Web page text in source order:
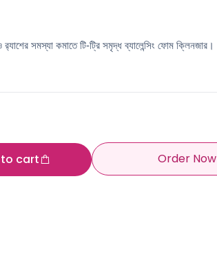
সমস্যা কমাতে টি-ট্রি সমৃদ্ধ ব্যালেন্সিং ফোম ক্লিনজার।
cart Order Now